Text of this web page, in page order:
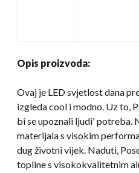
Opis proizvoda:
Ovaj je LED svjetlost dana
izgleda cool i modno. Uz to,
bi se upoznali ljudi' potreba.
materijala s visokim
dug životni vijek. Naduti,
topline s visokokvalitetnim